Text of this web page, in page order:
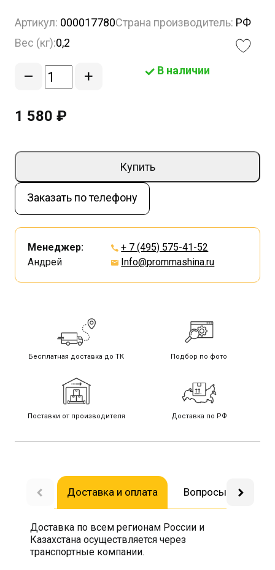
Артикул: 000017780Страна производитель: РФ
Вес (кг):0,2
– + В наличии
1 580 ₽
Купить
Заказать по телефону
Менеджер:
Андрей
+ 7 (495) 575-41-52
Info@prommashina.ru
Бесплатная доставка до ТК Подбор по фото
Поставки от производителя Доставка по РФ
Доставка и оплата Вопросы-ответы
Доставка по всем регионам России и
Казахстана осуществляется через
транспортные компании.